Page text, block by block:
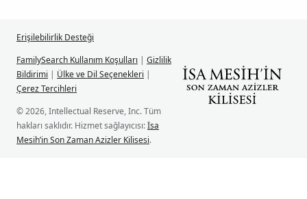
Erişilebilirlik Desteği
FamilySearch Kullanım Koşulları | Gizlilik
Bildirimi | Ülke ve Dil Seçenekleri |
Çerez Tercihleri
© 2026, Intellectual Reserve, Inc. Tüm
hakları saklıdır. Hizmet sağlayıcısı:İsa
Mesih’in Son Zaman Azizler Kilisesi.